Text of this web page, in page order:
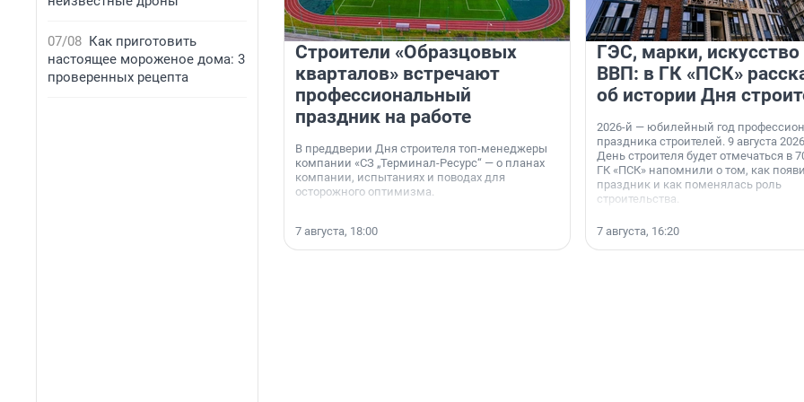
07/08 Как приготовить
настоящее мороженое дома: 3
проверенных рецепта
Строители «Образцовых
кварталов» встречают
профессиональный
праздник на работе
В преддверии Дня строителя топ-менеджеры
компании «СЗ „Терминал-Ресурс“ — о планах
компании, испытаниях и поводах для
осторожного оптимизма.
7 августа, 18:00
ГЭС, марки, искусство
ВВП: в ГК «ПСК»
об истории Дня
2026-й — юбилейный год
праздника строителей. 9 августа
День строителя будет отмечаться в
ГК «ПСК» напомнили о том, как
праздник и как поменялась роль
строительства.
7 августа, 16:20